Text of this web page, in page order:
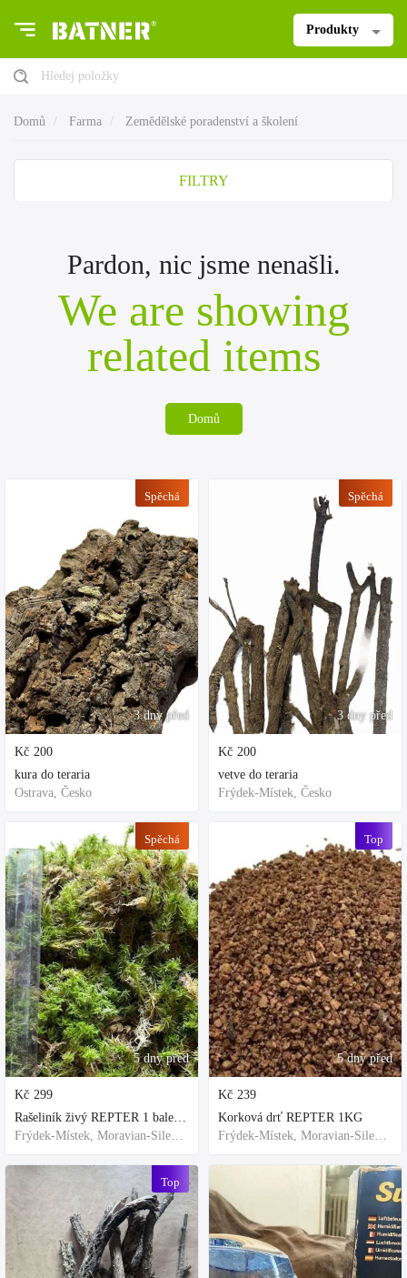
Produkty
Hledej položky
Domů Farma Zemědělské poradenství a školení
FILTRY
Pardon, nic jsme nenašli.
We are showing
related items
Domů
3 dny před
Spěchá
Kč 200
kura do teraria
Ostrava, Česko
5 dny před
Spěchá
Kč 299
Rašeliník živý REPTER 1 balení - násada, TOP kvalita 30cm-30cm-8cm
Frýdek-Místek, Moravian-Silesian Region,Others
Top
3 dny před
Spěchá
Kč 200
vetve do teraria
Frýdek-Místek, Česko
5 dny před
Top
Kč 239
Korková drť REPTER 1KG
Frýdek-Místek, Moravian-Silesian Region,Others